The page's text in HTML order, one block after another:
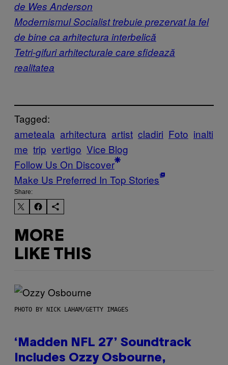
de Wes Anderson
Modernismul Socialist trebuie prezervat la fel
de bine ca arhitectura interbelică
Tetri-gifuri arhitecturale care sfidează
realitatea
Tagged:
ameteala arhitectura artist cladiri Foto inalti
me trip vertigo Vice Blog
Follow Us On Discover
Make Us Preferred In Top Stories
Share:
MORE
LIKE THIS
PHOTO BY NICK LAHAM/GETTY IMAGES
‘Madden NFL 27’ Soundtrack
Includes Ozzy Osbourne,